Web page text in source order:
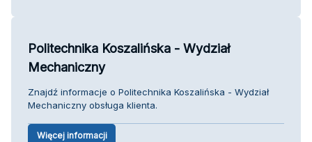
Politechnika Koszalińska - Wydział
Mechaniczny
Znajdź informacje o Politechnika Koszalińska - Wydział
Mechaniczny obsługa klienta.
Więcej informacji